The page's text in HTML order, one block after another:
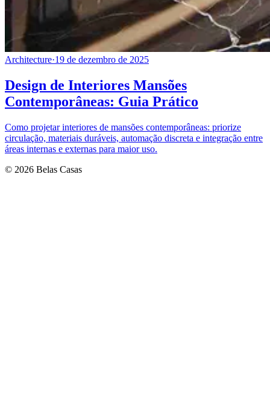
Architecture·19 de dezembro de 2025
Design de Interiores Mansões
Contemporâneas: Guia Prático
Como projetar interiores de mansões contemporâneas: priorize
circulação, materiais duráveis, automação discreta e integração entre
áreas internas e externas para maior uso.
© 2026 Belas Casas